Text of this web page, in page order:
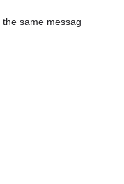
same messag